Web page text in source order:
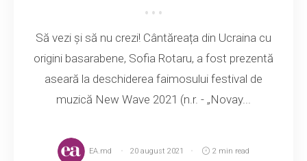
Să vezi și să nu crezi! Cântăreața din Ucraina cu
origini basarabene, Sofia Rotaru, a fost prezentă
aseară la deschiderea faimosului festival de
muzică New Wave 2021 (n.r. - „Novay...
EA.md 20 august 2021 2 min read